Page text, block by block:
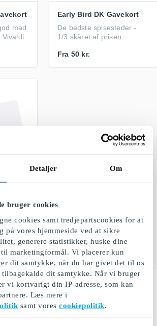
Detaljer Om
bruger cookies
cookies samt tredjepartscookies for at
på vores hjemmeside ved at sikre
generere statistikker, huske dine
marketingformål. Vi placerer kun
dit samtykke, når du har givet det til os
tilbagekalde dit samtykke. Når vi bruger
vi kortvarigt din IP-adresse, som kan
Læs mere i
samt vorescookiepolitik.
mad
Early Bird DK Gavekort
De bedste spisesteder -
1/3 skåret af prisen
Fra 50 kr.
spændende oplevelser i Jylland.
jyske charme med